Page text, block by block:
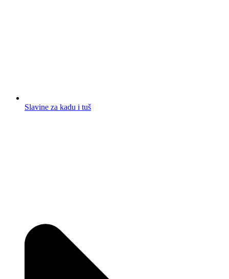
Slavine za kadu i tuš